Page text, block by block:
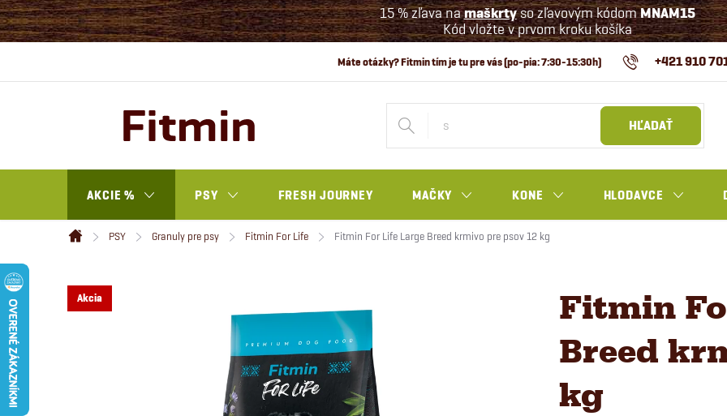
Prejsť
na
obsah
15 % zľava namaškrtyso zľavovým kódomMNAM15
Kód vložte v prvom kroku košíka
+421 910
HĽADAŤ
AKCIE % PSY FRESH JOURNEY MAČKY KONE HLODAVCE
Domov
PSY Granuly pre psy Fitmin For Life Fitmin For Life Large Breed krmivo pre psov 12 kg
Akcia
Fitmin
Breed
kg